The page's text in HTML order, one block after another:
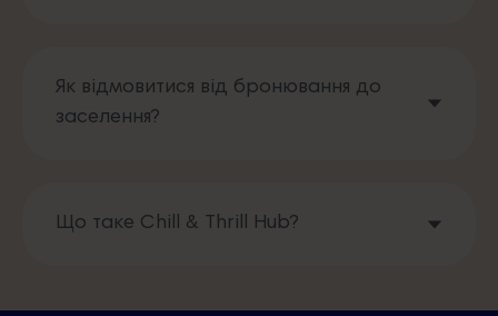
Як відмовитися від бронювання до
заселення?
Що таке Chill & Thrill Hub?